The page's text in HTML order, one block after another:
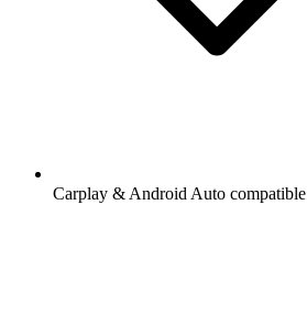
Carplay & Android Auto compatible